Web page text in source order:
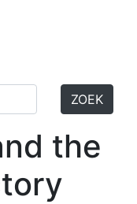
ZOEK
the